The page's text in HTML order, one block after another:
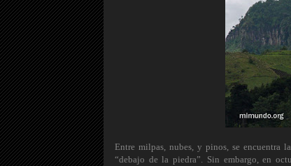
Entre milpas, nubes, y pinos, se encuentra
“debajo de la piedra”. Sin embargo, en